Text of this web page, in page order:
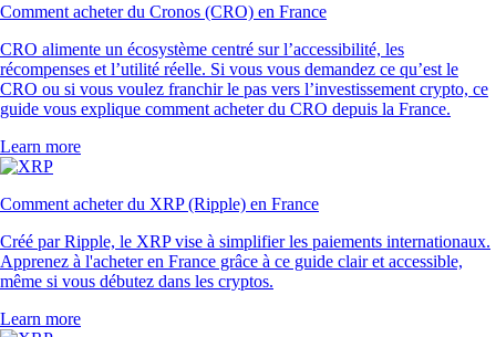
Comment acheter du Cronos (CRO) en France
CRO alimente un écosystème centré sur l’accessibilité, les
récompenses et l’utilité réelle. Si vous vous demandez ce qu’est le
CRO ou si vous voulez franchir le pas vers l’investissement crypto, ce
guide vous explique comment acheter du CRO depuis la France.
Learn more
Comment acheter du XRP (Ripple) en France
Créé par Ripple, le XRP vise à simplifier les paiements internationaux.
Apprenez à l'acheter en France grâce à ce guide clair et accessible,
même si vous débutez dans les cryptos.
Learn more